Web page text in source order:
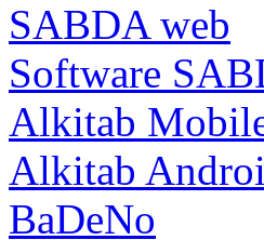
SABDA web
Software
Alkitab
Alkitab
BaDeNo